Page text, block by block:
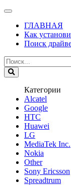
ГЛАВНАЯ
Как
Поиск
Категории
Alcatel
Google
HTC
Huawei
LG
MediaTek Inc.
Nokia
Other
Sony Ericsson
Spreadtrum